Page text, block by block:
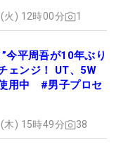
火) 12時00分 1
今平周吾が10年ぶり
ェンジ！ UT、5W
用中 #男子プロセ
木) 15時49分 38